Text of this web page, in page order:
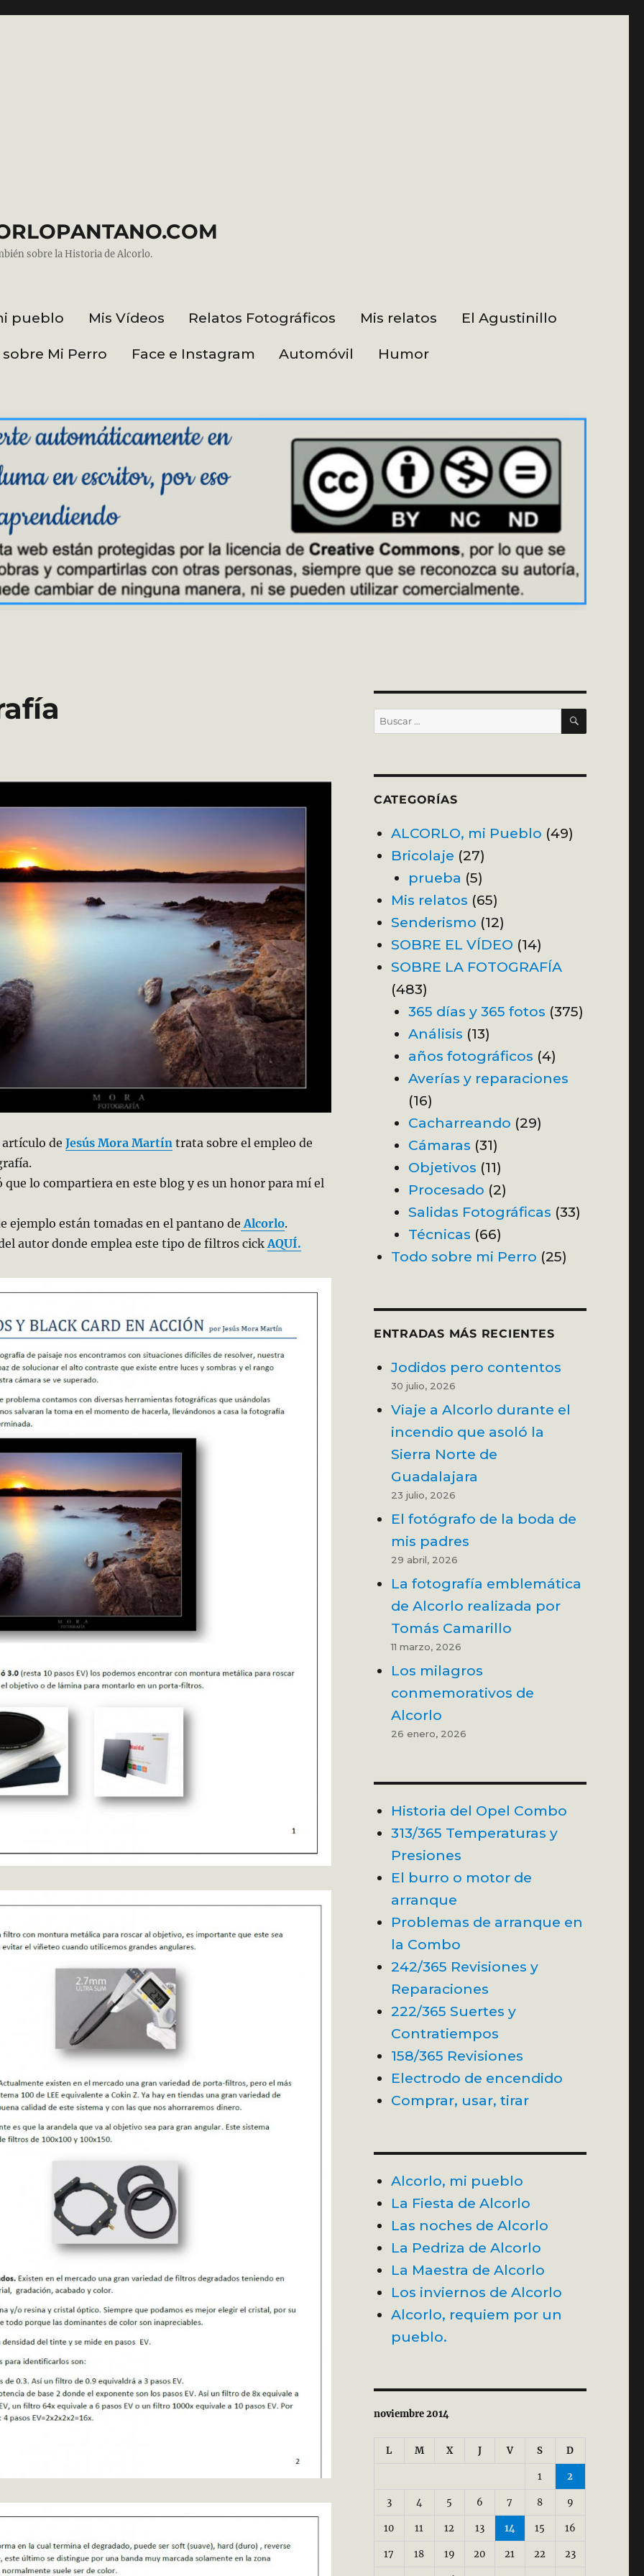
sobre la Historia de Alcorlo.
pueblo Mis Vídeos Relatos Fotográficos Mis relatos El Agustinillo
Mi Perro Face e Instagram Automóvil Humor
de Jesús Mora Martíntrata sobre el empleo de
que lo compartiera en este blog y es un honor para mí el
ejemplo están tomadas en el pantano de Alcorlo.
autor donde emplea este tipo de filtros cickAQUÍ.
Buscar
por:
BUSCAR
CATEGORÍAS
ALCORLO, mi Pueblo (49)
Bricolaje (27)
prueba (5)
Mis relatos (65)
Senderismo (12)
SOBRE EL VÍDEO (14)
SOBRE LA FOTOGRAFÍA
(483)
365 días y 365 fotos (375)
Análisis (13)
años fotográficos (4)
Averías y reparaciones
(16)
Cacharreando (29)
Cámaras (31)
Objetivos (11)
Procesado (2)
Salidas Fotográficas (33)
Técnicas (66)
Todo sobre mi Perro (25)
ENTRADAS MÁS RECIENTES
Jodidos pero contentos
30 julio, 2026
Viaje a Alcorlo durante el
incendio que asoló la
Sierra Norte de
Guadalajara
23 julio, 2026
El fotógrafo de la boda de
mis padres
29 abril, 2026
La fotografía emblemática
de Alcorlo realizada por
Tomás Camarillo
11 marzo, 2026
Los milagros
conmemorativos de
Alcorlo
26 enero, 2026
Historia del Opel Combo
313/365 Temperaturas y
Presiones
El burro o motor de
arranque
Problemas de arranque en
la Combo
242/365 Revisiones y
Reparaciones
222/365 Suertes y
Contratiempos
158/365 Revisiones
Electrodo de encendido
Comprar, usar, tirar
Alcorlo, mi pueblo
La Fiesta de Alcorlo
Las noches de Alcorlo
La Pedriza de Alcorlo
La Maestra de Alcorlo
Los inviernos de Alcorlo
Alcorlo, requiem por un
pueblo.
noviembre 2014
L M X J V S D
1 2
3 4 5 6 7 8 9
10 11 12 13 14 15 16
17 18 19 20 21 22 23